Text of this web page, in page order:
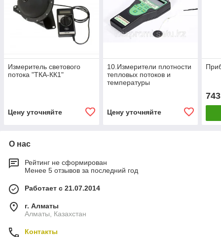
Измеритель светового
потока "ТКА-КК1"
Цену уточняйте
10.Измерители плотности
тепловых потоков и
температуры
Цену уточняйте
О нас
Рейтинг не сформирован
Менее 5 отзывов за последний год
Работает с 21.07.2014
г. Алматы
Алматы, Казахстан
Контакты